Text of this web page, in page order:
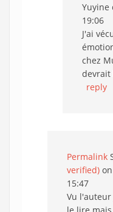
Yuyine
19:06
J'ai
chez
devrait
reply
Permalink
verified)
15:47
Vu